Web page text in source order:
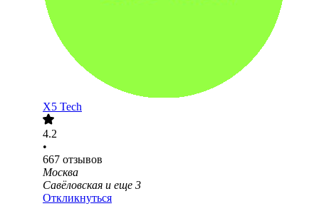
X5 Tech
4.2
•
667 отзывов
Москва
Савёловская и еще 3
Откликнуться